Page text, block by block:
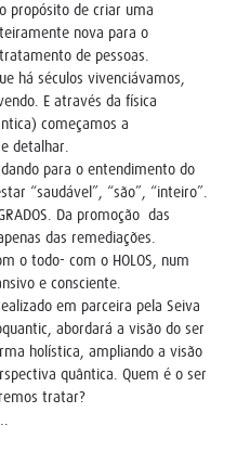
propósito de criar uma
nova para o
há séculos vivenciávamos,
E através da física
começamos a
para o entendimento do
“saudável”, “são”, “inteiro”.
Da promoção  das
das remediações.
o todo- com o HOLOS, num
em parceira pela Seiva
abordará a visão do ser
holística, ampliando a visão
quântica. Quem é o ser